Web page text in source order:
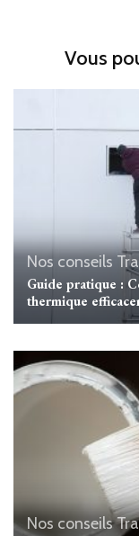
Vous
Nos conseils
Guide pratique :
thermique
Nos conseils